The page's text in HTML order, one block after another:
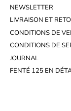
NEWSLETTER
LIVRAISON ET
CONDITIONS DE
CONDITIONS DE
JOURNAL
FENTÉ 125 EN